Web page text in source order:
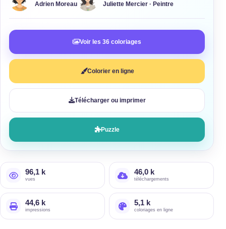
Adrien Moreau Juliette Mercier · Peintre
Voir les 36 coloriages
Colorier en ligne
Télécharger ou imprimer
Puzzle
96,1 k
vues
46,0 k
téléchargements
44,6 k
impressions
5,1 k
coloriages en ligne